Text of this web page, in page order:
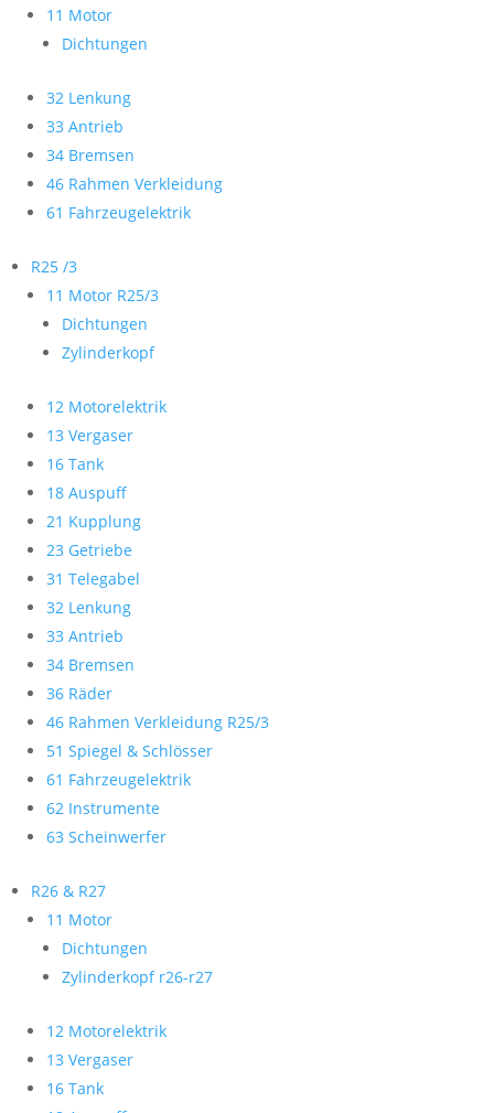
11 Motor
Dichtungen
32 Lenkung
33 Antrieb
34 Bremsen
46 Rahmen Verkleidung
61 Fahrzeugelektrik
R25 /3
11 Motor R25/3
Dichtungen
Zylinderkopf
12 Motorelektrik
13 Vergaser
16 Tank
18 Auspuff
21 Kupplung
23 Getriebe
31 Telegabel
32 Lenkung
33 Antrieb
34 Bremsen
36 Räder
46 Rahmen Verkleidung R25/3
51 Spiegel & Schlösser
61 Fahrzeugelektrik
62 Instrumente
63 Scheinwerfer
R26 & R27
11 Motor
Dichtungen
Zylinderkopf r26-r27
12 Motorelektrik
13 Vergaser
16 Tank